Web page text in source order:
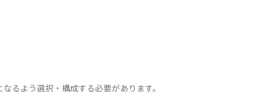
るよう選択・構成する必要があります。